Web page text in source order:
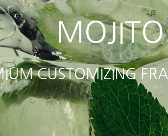
MOJITO
CUSTOMIZING